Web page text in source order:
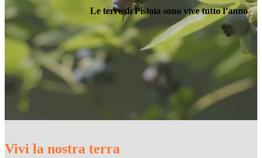
Le terre di Pistoia sono vive tutto l’anno
Vivi la nostra terra